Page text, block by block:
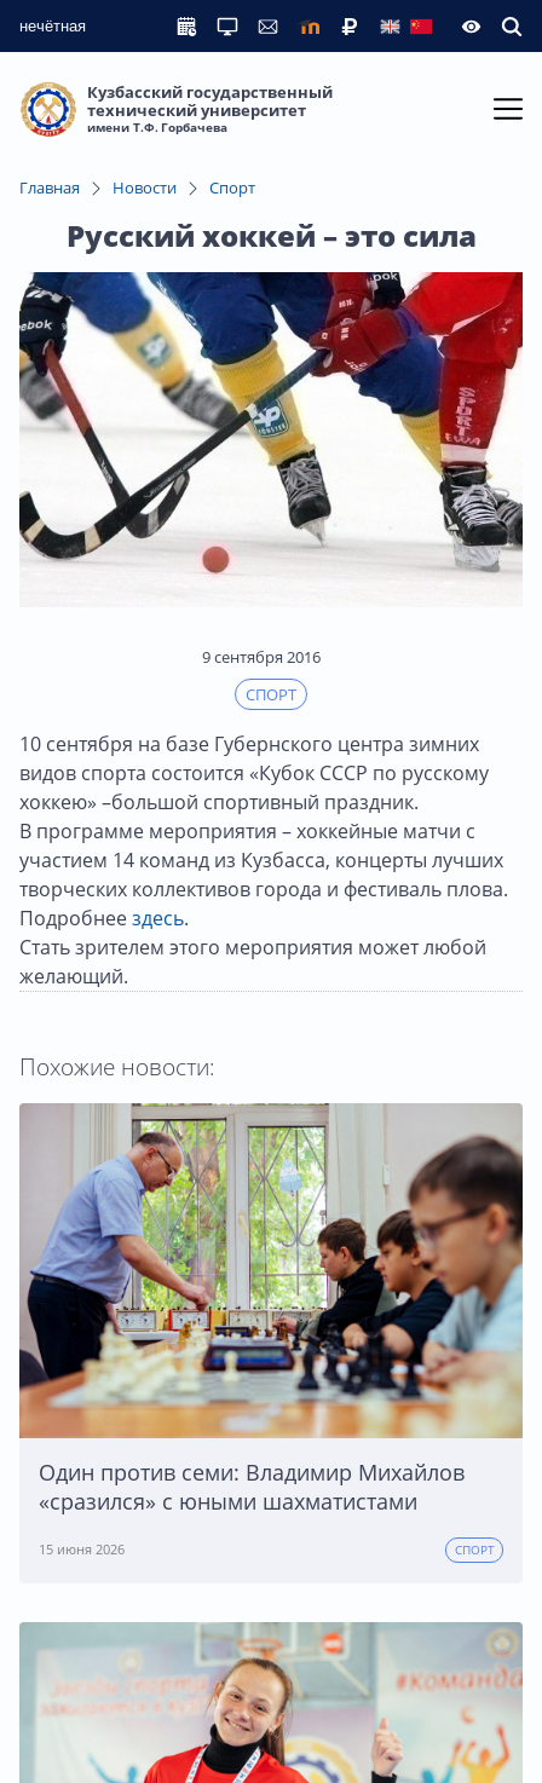
нечётная
Кузбасский государственный
технический университет
имени Т.Ф. Горбачева
Главная Новости Спорт
Русский хоккей – это сила
9 сентября 2016
СПОРТ
10 сентября на базе Губернского центра зимних
видов спорта состоится «Кубок СССР по русскому
хоккею» –большой спортивный праздник.
В программе мероприятия – хоккейные матчи с
участием 14 команд из Кузбасса, концерты лучших
творческих коллективов города и фестиваль плова.
Подробнеездесь.
Стать зрителем этого мероприятия может любой
желающий.
Похожие новости:
Один против семи: Владимир Михайлов
«сразился» с юными шахматистами
15 июня 2026 СПОРТ